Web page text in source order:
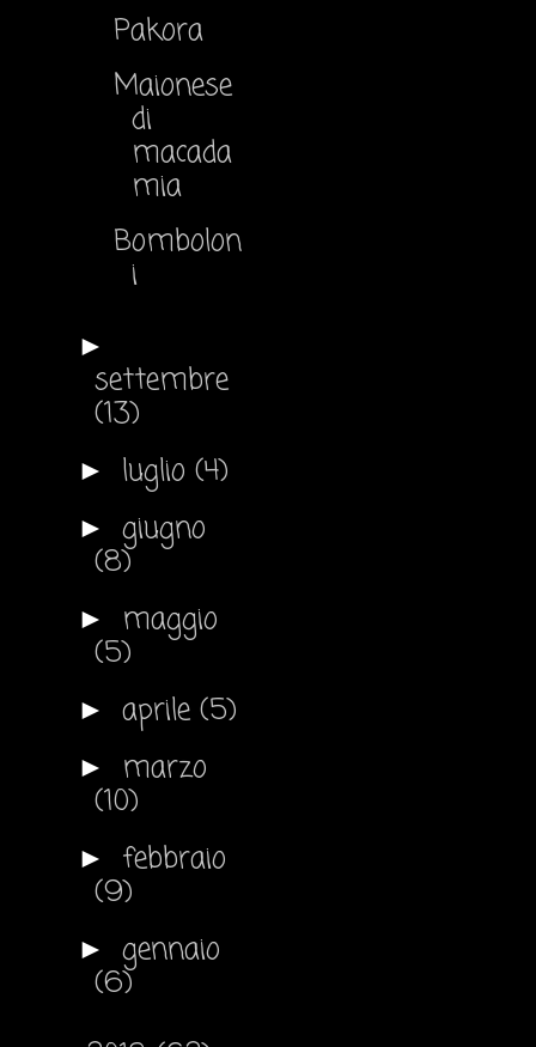
Pakora
Maionese
di
macada
mia
Bombolon
i
►
settembre
(13)
► luglio (4)
► giugno
(8)
► maggio
(5)
► aprile (5)
► marzo
(10)
► febbraio
(9)
► gennaio
(6)